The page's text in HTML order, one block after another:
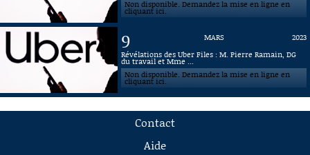
Non disponible. Demandez la mise en ligne en
cliquant ici.
9 MARS
2023
Révélations des Uber Files : M. Pierre Ramain, DG
du travail et Mme ...
Non disponible. Demandez la mise en ligne en
cliquant ici.
Contact
Aide